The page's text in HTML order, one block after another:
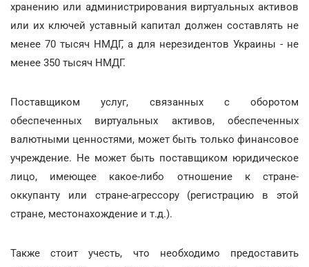
хранению или администрирования виртуальных активов
или их ключей уставный капитал должен составлять не
менее 70 тысяч НМДГ, а для нерезидентов Украины - не
менее 350 тысяч НМДГ.
Поставщиком услуг, связанных с оборотом
обеспеченных виртуальных активов, обеспеченных
валютными ценностями, может быть только финансовое
учреждение. Не может быть поставщиком юридическое
лицо, имеющее какое-либо отношение к стране-
оккупанту или стране-агрессору (регистрацию в этой
стране, местонахождение и т.д.).
Также стоит учесть, что необходимо предоставить